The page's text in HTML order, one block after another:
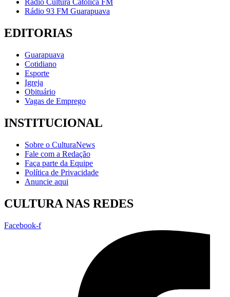
Rádio Cultura Católica FM
Rádio 93 FM Guarapuava
EDITORIAS
Guarapuava
Cotidiano
Esporte
Igreja
Obituário
Vagas de Emprego
INSTITUCIONAL
Sobre o CulturaNews
Fale com a Redação
Faça parte da Equipe
Política de Privacidade
Anuncie aqui
CULTURA NAS REDES
Facebook-f